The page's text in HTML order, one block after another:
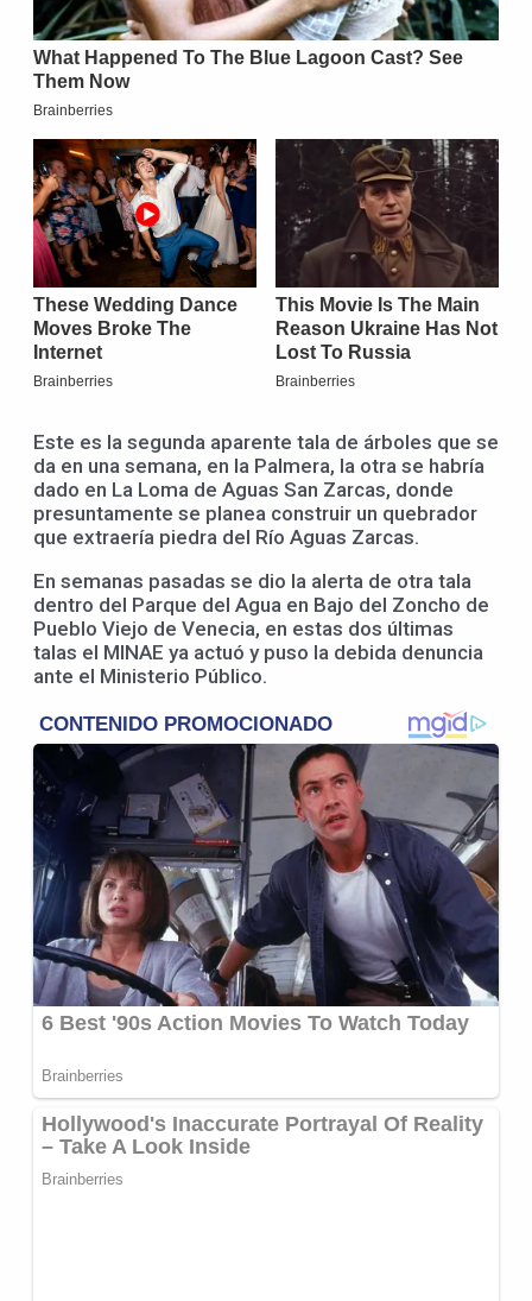
Este es la segunda aparente tala de árboles que se
da en una semana, en la Palmera, la otra se habría
dado en La Loma de Aguas San Zarcas, donde
presuntamente se planea construir un quebrador
que extraería piedra del Río Aguas Zarcas.
En semanas pasadas se dio la alerta de otra tala
dentro del Parque del Agua en Bajo del Zoncho de
Pueblo Viejo de Venecia, en estas dos últimas
talas el MINAE ya actuó y puso la debida denuncia
ante el Ministerio Público.